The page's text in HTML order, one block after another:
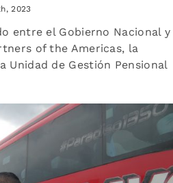
2023
entre el Gobierno Nacional y
of the Americas, la
Unidad de Gestión Pensional